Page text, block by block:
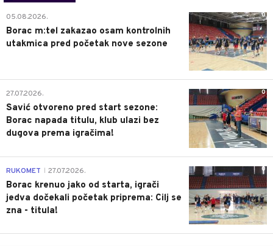
0
05.08.2026.
Borac m:tel zakazao osam kontrolnih
utakmica pred početak nove sezone
0
27.07.2026.
Savić otvoreno pred start sezone:
Borac napada titulu, klub ulazi bez
dugova prema igračima!
0
RUKOMET 27.07.2026.
Borac krenuo jako od starta, igrači
jedva dočekali početak priprema: Cilj se
zna - titula!